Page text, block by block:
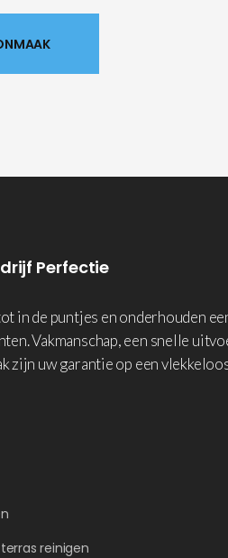
Perfectie
in de puntjes en onderhouden
Vakmanschap, een snelle
zijn uw garantie op een
reinigen